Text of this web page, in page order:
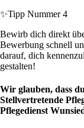
✨Tipp Nummer 4
Bewirb dich direkt
Bewerbung schnell
darauf, dich
gestalten!
Wir glauben, dass
Stellvertretende
Pflegedienst